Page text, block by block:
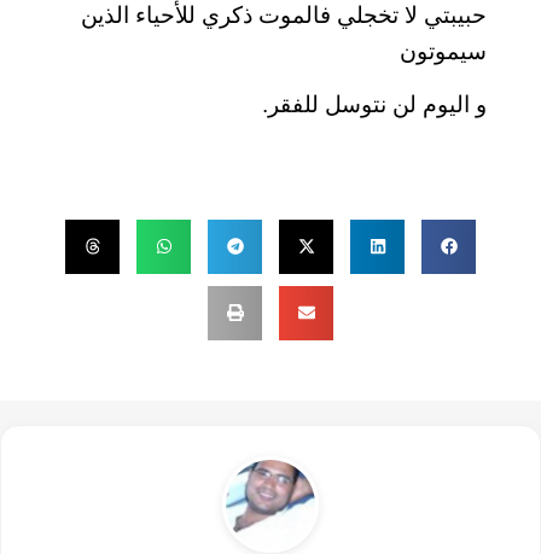
حبيبتي لا تخجلي فالموت ذكري للأحياء الذين
سيموتون
و اليوم لن نتوسل للفقر.